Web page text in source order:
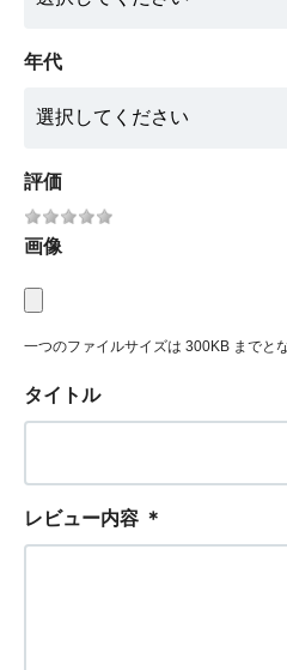
年代
評価
画像
一つのファイルサイズは 300KB までと
タイトル
レビュー内容 ＊